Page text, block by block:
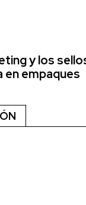
y los
en empaques